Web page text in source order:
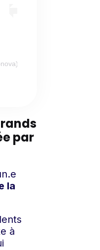
par
la
à